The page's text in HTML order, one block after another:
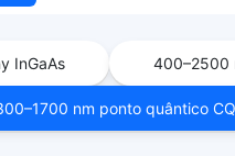
InGaAs 400–2500
nm ponto quântico